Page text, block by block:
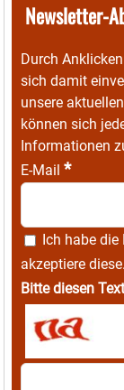
Newsletter-
Durch
sich damit
unsere
können sich
Informationen
E-Mail *
Ich habe die
akzeptiere diese.
Bitte diesen